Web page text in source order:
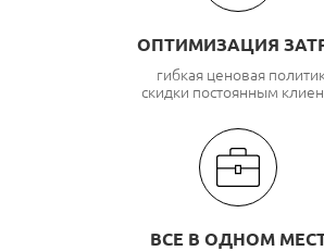
ОПТИМИЗАЦИЯ
гибкая ценовая
скидки постоянным
ВСЕ В ОДНОМ